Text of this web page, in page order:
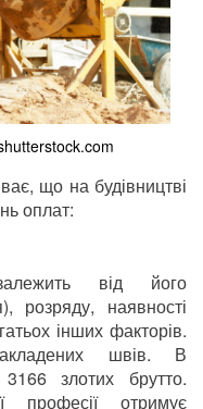
що на будівництві
оплат:
від його
розряду, наявності
інших факторів.
швів. В
злотих брутто.
професії отримує